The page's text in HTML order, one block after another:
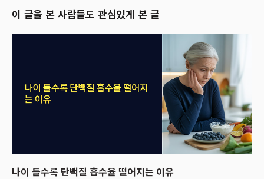
이 글을 본 사람들도 관심있게 본 글
나이 들수록 단백질 흡수율 떨어지는 이유